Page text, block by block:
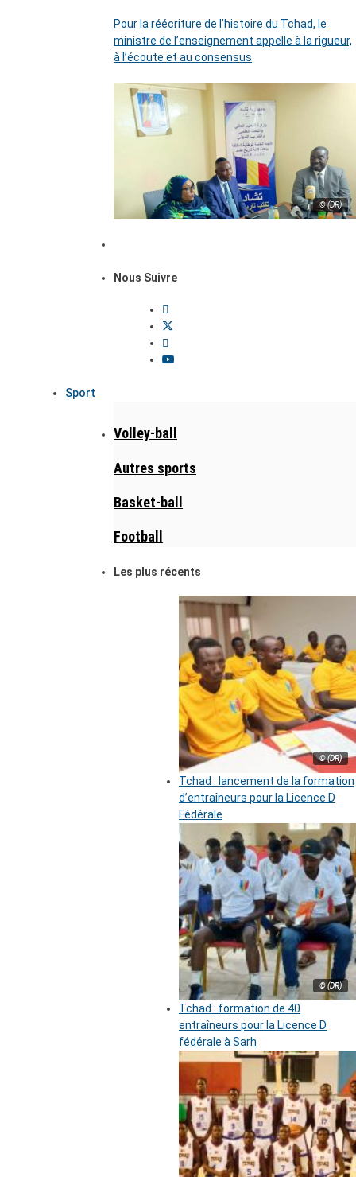
Pour la réécriture de l’histoire du Tchad, le
ministre de l’enseignement appelle à la rigueur,
à l’écoute et au consensus
© (DR)
Nous Suivre
Sport
Volley-ball
Autres sports
Basket-ball
Football
Les plus récents
© (DR)
Tchad : lancement de la formation
d’entraîneurs pour la Licence D
Fédérale
© (DR)
Tchad : formation de 40
entraîneurs pour la Licence D
fédérale à Sarh